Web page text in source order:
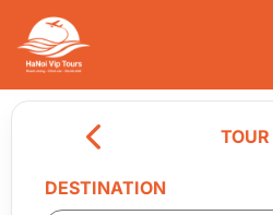
TOUR
DESTINATION